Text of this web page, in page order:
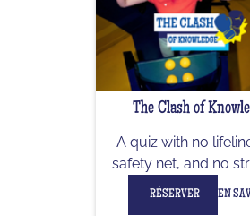
The Clash of
A quiz with no
safety net, and no
RÉSERVER EN